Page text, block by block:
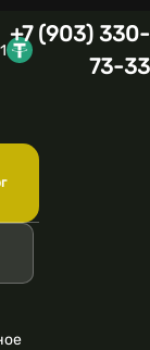
+7 (903) 330-
73-33